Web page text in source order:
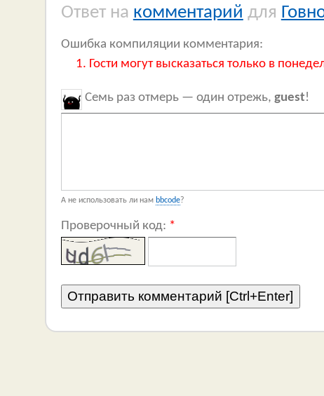
Ответ на комментарий для
Ошибка компиляции комментария:
Гости могут высказаться только в
Семь раз отмерь — один отрежь, guest!
А не использовать ли нам bbcode?
Проверочный код: *